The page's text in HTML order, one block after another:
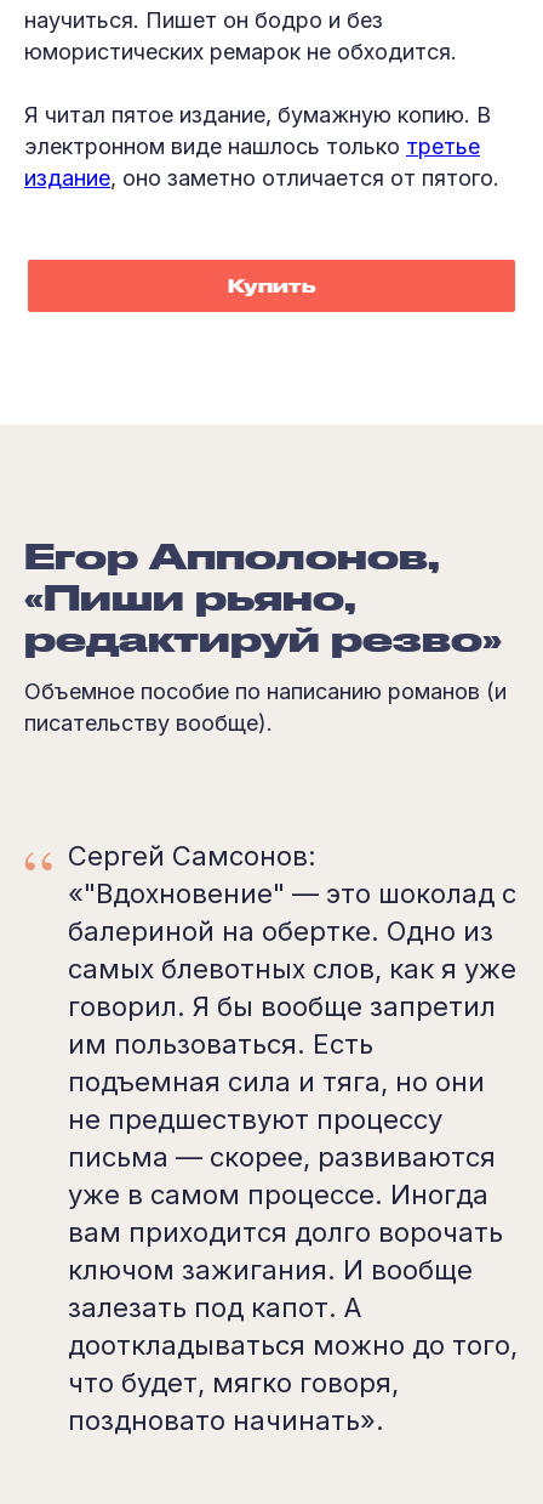
научиться. Пишет он бодро и без
юмористических ремарок не обходится.
Я читал пятое издание, бумажную копию. В
электронном виде нашлось только третье
издание, оно заметно отличается от пятого.
Купить
Егор Апполонов,
«Пиши рьяно,
редактируй резво»
Объемное пособие по написанию романов (и
писательству вообще).
“ Сергей Самсонов:
«"Вдохновение" — это шоколад с
балериной на обертке. Одно из
самых блевотных слов, как я уже
говорил. Я бы вообще запретил
им пользоваться. Есть
подъемная сила и тяга, но они
не предшествуют процессу
письма — скорее, развиваются
уже в самом процессе. Иногда
вам приходится долго ворочать
ключом зажигания. И вообще
залезать под капот. А
дооткладываться можно до того,
что будет, мягко говоря,
поздновато начинать».